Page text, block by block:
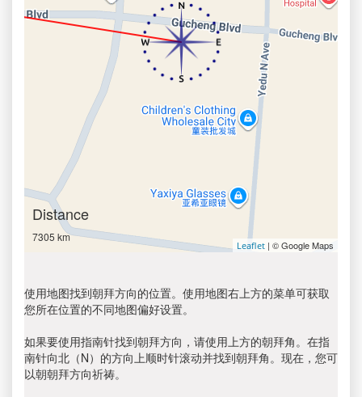
Distance
7305 km
Leaflet | © Google Maps
使用地图找到朝拜方向的位置。使用地图右上方的菜单可获取
您所在位置的不同地图偏好设置。
如果要使用指南针找到朝拜方向，请使用上方的朝拜角。在指
南针向北（N）的方向上顺时针滚动并找到朝拜角。现在，您可
以朝朝拜方向祈祷。